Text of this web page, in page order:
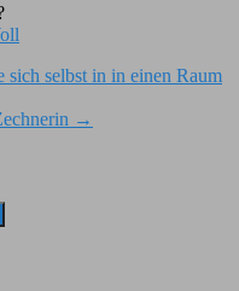
sich selbst in in einen Raum
→